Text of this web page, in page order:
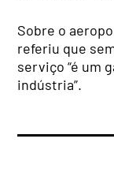
Sobre o
referiu que
serviço “é um
indústria”.